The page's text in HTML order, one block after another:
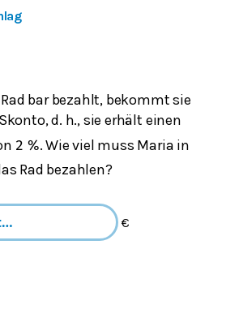
bar bezahlt, bekommt sie
Skonto, d. h., sie erhält einen
2 %. Wie viel muss Maria in
Rad bezahlen?
€